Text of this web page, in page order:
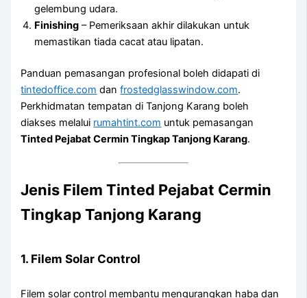
gelembung udara.
Finishing – Pemeriksaan akhir dilakukan untuk
memastikan tiada cacat atau lipatan.
Panduan pemasangan profesional boleh didapati di
tintedoffice.com danfrostedglasswindow.com.
Perkhidmatan tempatan di Tanjong Karang boleh
diakses melalui rumahtint.com untuk pemasangan
Tinted Pejabat Cermin Tingkap Tanjong Karang.
Jenis FilemTinted Pejabat Cermin
Tingkap Tanjong Karang
1. Filem Solar Control
Filem solar control membantu mengurangkan haba dan